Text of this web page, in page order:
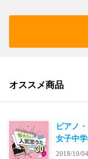
オススメ商品
ピアノ
女子中
2018/10/